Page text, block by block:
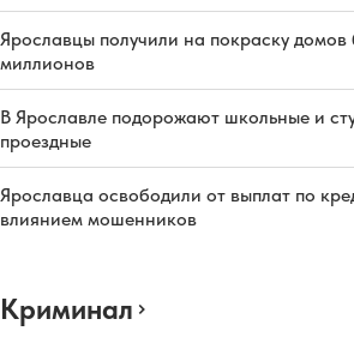
Ярославцы получили на покраску домов
миллионов
В Ярославле подорожают школьные и
проездные
Ярославца освободили от выплат по
влиянием мошенников
Криминал